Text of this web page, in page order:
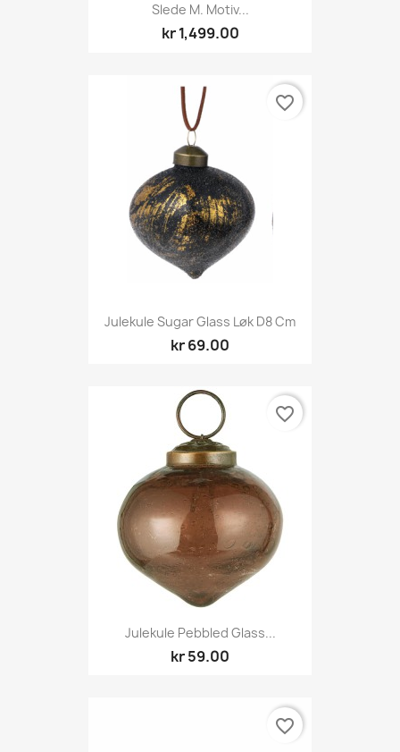
Slede M. Motiv...
kr 1,499.00
Julekule Sugar Glass Løk D8 Cm
kr 69.00
favorite_border
Julekule Pebbled Glass...
kr 59.00
favorite_border
favorite_border